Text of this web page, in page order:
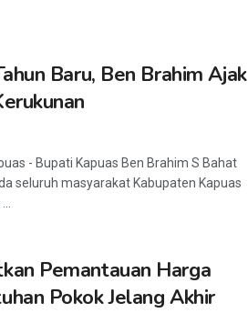
Baru, Ben Brahim Ajak
- Bupati Kapuas Ben Brahim S Bahat
seluruh masyarakat Kabupaten Kapuas
Pemantauan Harga
Pokok Jelang Akhir